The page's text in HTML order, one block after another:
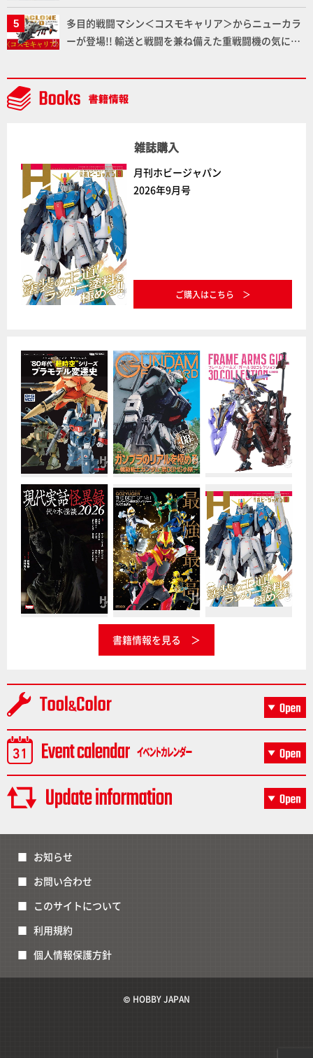
修造氏の彩色作例で超ハイディテールかつ躍動感に満
ちた造形をチェック
多目的戦闘マシン＜コスモキャリア＞からニューカラ
ーが登場!! 輸送と戦闘を兼ね備えた重戦闘機の気にな
アクロンワールド】
雑誌購入
月刊ホビージャパン
2026年9月号
ご購入はこちら
書籍情報を見る
お知らせ
お問い合わせ
このサイトについて
利用規約
個人情報保護方針
© HOBBY JAPAN